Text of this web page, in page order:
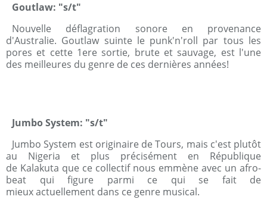
Goutlaw: "s/t"
Nouvelle déflagration sonore en provenance
d'Australie. Goutlaw suinte le punk'n'roll par tous les
pores et cette 1ere sortie, brute et sauvage, est l'une
des meilleures du genre de ces dernières années!
Jumbo System: "s/t"
Jumbo System est originaire de Tours, mais c'est plutôt
au Nigeria et plus précisément en République
de Kalakuta que ce collectif nous emmène avec un afro-
beat qui figure parmi ce qui se fait de
mieux actuellement dans ce genre musical.